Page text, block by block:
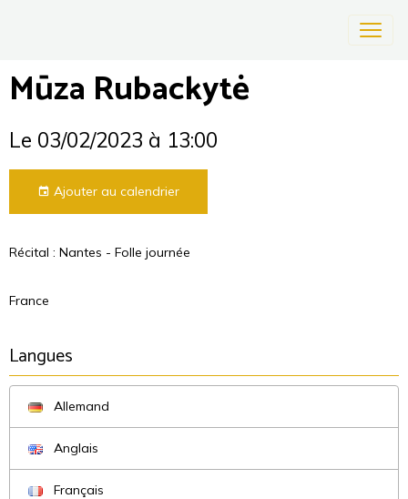
Mūza Rubackytė
Le 03/02/2023 à 13:00
Ajouter au calendrier
Récital : Nantes - Folle journée
France
Langues
Allemand
Anglais
Français